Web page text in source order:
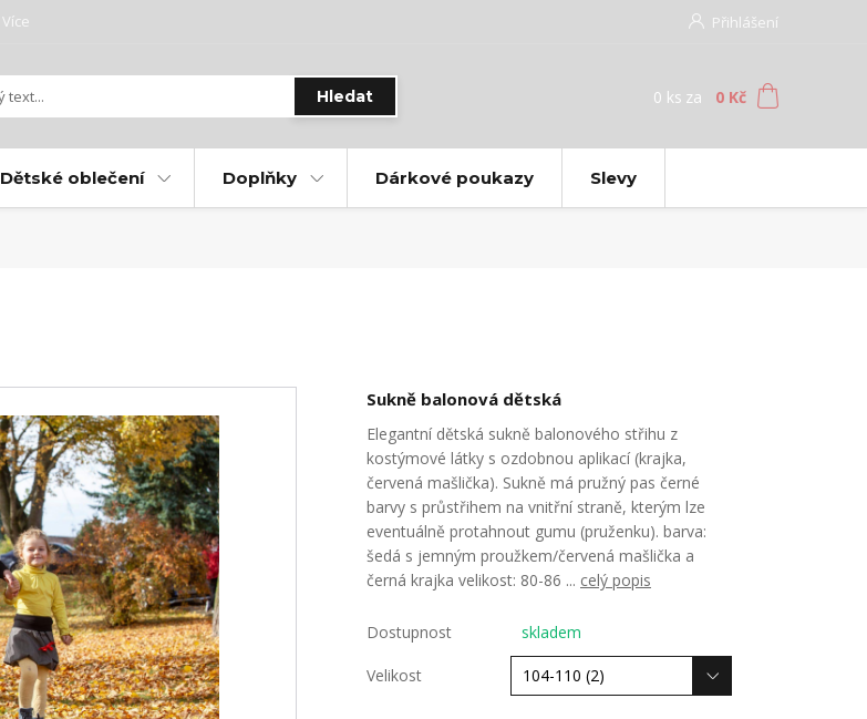
Více Přihlášení
Hledat 0 ks za 0 Kč
Dětské oblečení Doplňky Dárkové poukazy Slevy
Sukně balonová dětská
Elegantní dětská sukně balonového střihu z
kostýmové látky s ozdobnou aplikací (krajka,
červená mašlička). Sukně má pružný pas černé
barvy s průstřihem na vnitřní straně, kterým lze
eventuálně protahnout gumu (pruženku). barva:
šedá s jemným proužkem/červená mašlička a
černá krajka velikost: 80-86 ... celý popis
Dostupnost skladem
Velikost